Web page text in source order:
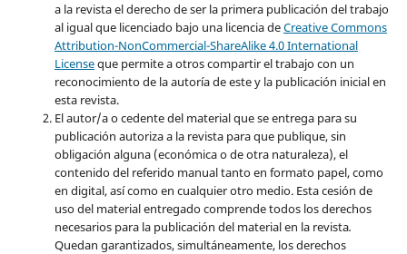
a la revista el derecho de ser la primera publicación del trabajo
al igual que licenciado bajo una licencia deCreative Commons
Attribution-NonCommercial-ShareAlike 4.0 International
Licenseque permite a otros compartir el trabajo con un
reconocimiento de la autoría de este y la publicación inicial en
esta revista.
El autor/a o cedente del material que se entrega para su
publicación autoriza a la revista para que publique, sin
obligación alguna (económica o de otra naturaleza), el
contenido del referido manual tanto en formato papel, como
en digital, así como en cualquier otro medio. Esta cesión de
uso del material entregado comprende todos los derechos
necesarios para la publicación del material en la revista.
Quedan garantizados, simultáneamente, los derechos